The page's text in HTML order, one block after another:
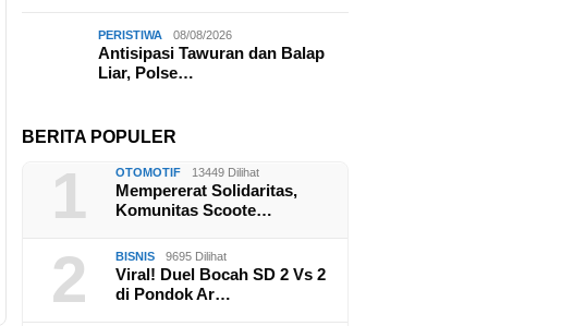
PERISTIWA 08/08/2026
Antisipasi Tawuran dan Balap
Liar, Polse…
BERITA POPULER
1 OTOMOTIF 13449 Dilihat
Mempererat Solidaritas,
Komunitas Scoote…
2 BISNIS 9695 Dilihat
Viral! Duel Bocah SD 2 Vs 2
di Pondok Ar…